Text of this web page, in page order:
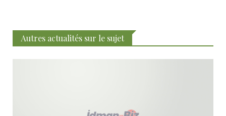
Autres actualités sur le sujet